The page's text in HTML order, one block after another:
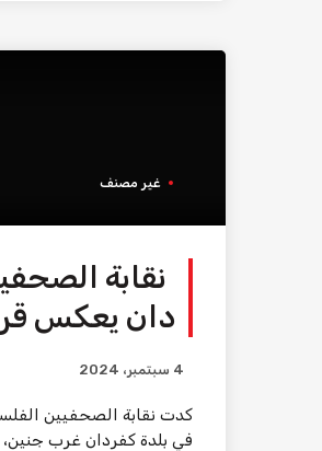
غير مصنف
نقابة
دان يعكس
4 سبتمبر، 2024
كدت نقابة الصحفيين
في بلدة كفردان غرب